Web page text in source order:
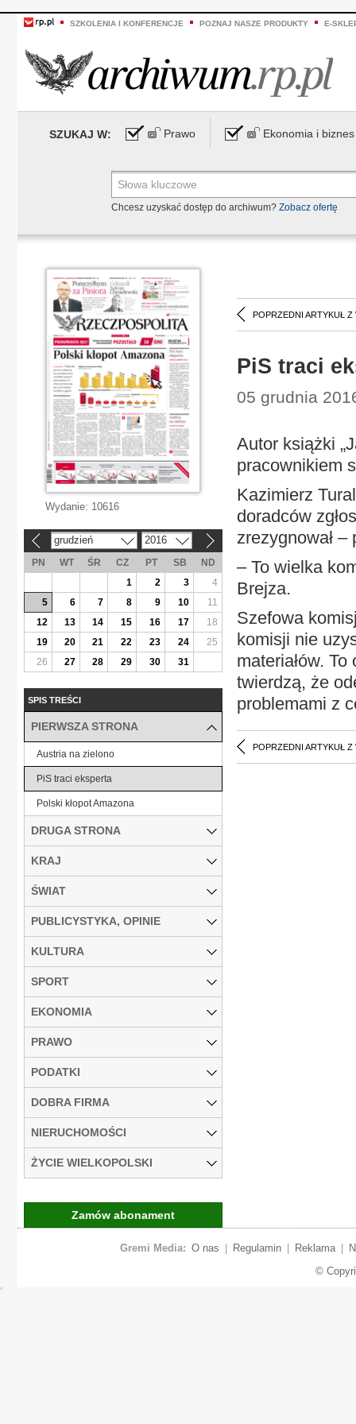
SZKOLENIA I KONFERENCJE POZNAJ NASZE PRODUKTY E-
SZUKAJ W: Prawo Ekonomia i biznes
Chcesz uzyskać dostęp do archiwum? Zobacz ofertę
POPRZEDNI ARTYKUŁ Z
PiS traci
05 grudnia
Autor książki
pracownikiem
Kazimierz
doradców
zrezygnował
– To wielka
Brejza.
Szefowa
komisji nie
materiałów.
twierdzą, że
problemami z
POPRZEDNI ARTYKUŁ Z
Wydanie: 10616
grudzień 2016
PN WT ŚR CZ PT SB
ND
1
2 3
4
5
6 7 8 9 10
11
12
13 14 15 16 17
18
19
20 21 22 23 24
25
26
27 28 29 30 31
SPIS TREŚCI
PIERWSZA STRONA
Austria na zielono
PiS traci eksperta
Polski kłopot Amazona
DRUGA STRONA
KRAJ
ŚWIAT
PUBLICYSTYKA, OPINIE
KULTURA
SPORT
EKONOMIA
PRAWO
PODATKI
DOBRA FIRMA
NIERUCHOMOŚCI
ŻYCIE WIELKOPOLSKI
Zamów abonament
Gremi Media: O nas Regulamin Reklama
©